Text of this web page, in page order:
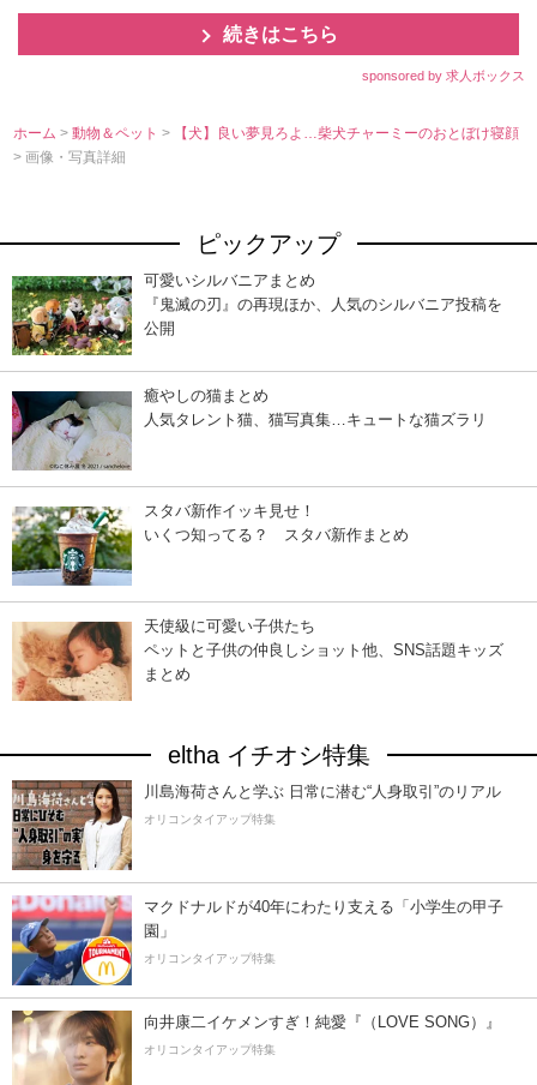
続きはこちら
sponsored by 求人ボックス
ホーム >動物＆ペット>
【犬】良い夢見ろよ…柴犬チャーミーのおとぼけ寝顔
> 画像・写真詳細
ピックアップ
可愛いシルバニアまとめ
『鬼滅の刃』の再現ほか、人気のシルバニア投稿を
公開
癒やしの猫まとめ
人気タレント猫、猫写真集…キュートな猫ズラリ
スタバ新作イッキ見せ！
いくつ知ってる？ スタバ新作まとめ
天使級に可愛い子供たち
ペットと子供の仲良しショット他、SNS話題キッズ
まとめ
eltha イチオシ特集
川島海荷さんと学ぶ 日常に潜む“人身取引”のリアル
オリコンタイアップ特集
マクドナルドが40年にわたり支える「小学生の甲子
園」
オリコンタイアップ特集
向井康二イケメンすぎ！純愛『（LOVE SONG）』
オリコンタイアップ特集